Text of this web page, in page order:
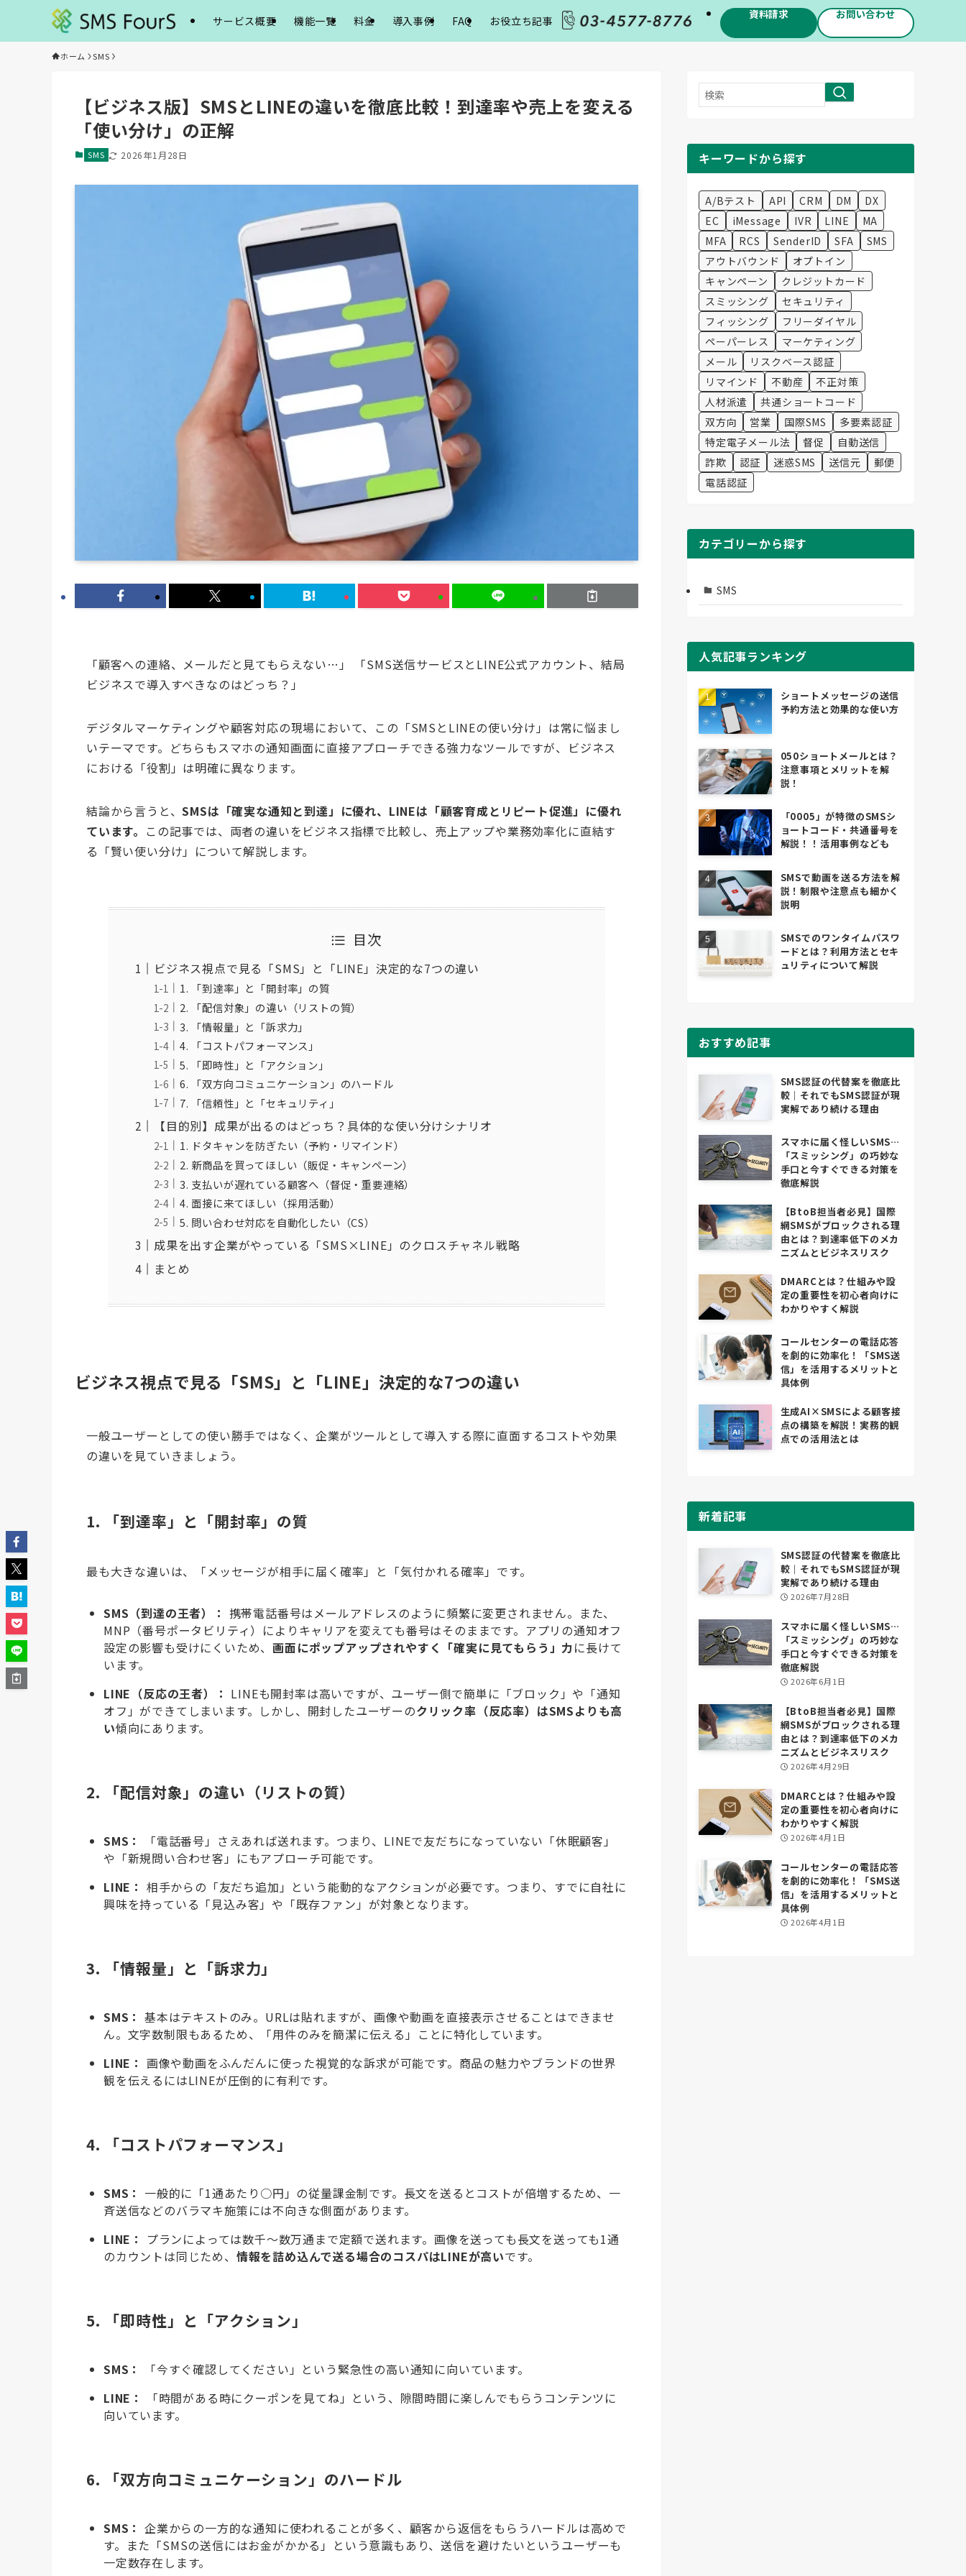
サービス概要 機能一覧 料金 導入事例 FAQ お役立ち記事
資料請求 お問い合わせ
ホーム SMS
【ビジネス版】SMSとLINEの違いを徹底比較！到達率や売上を変える
「使い分け」の正解
SMS 2026年1月28日
「顧客への連絡、メールだと見てもらえない…」 「SMS送信サービスとLINE公式アカウント、結局
ビジネスで導入すべきなのはどっち？」
デジタルマーケティングや顧客対応の現場において、この「SMSとLINEの使い分け」は常に悩まし
いテーマです。どちらもスマホの通知画面に直接アプローチできる強力なツールですが、ビジネス
における「役割」は明確に異なります。
結論から言うと、SMSは「確実な通知と到達」に優れ、LINEは「顧客育成とリピート促進」に優れ
ています。 この記事では、両者の違いをビジネス指標で比較し、売上アップや業務効率化に直結す
る「賢い使い分け」について解説します。
目次
ビジネス視点で見る「SMS」と「LINE」決定的な7つの違い
1. 「到達率」と「開封率」の質
2. 「配信対象」の違い（リストの質）
3. 「情報量」と「訴求力」
4. 「コストパフォーマンス」
5. 「即時性」と「アクション」
6. 「双方向コミュニケーション」のハードル
7. 「信頼性」と「セキュリティ」
【目的別】成果が出るのはどっち？具体的な使い分けシナリオ
1. ドタキャンを防ぎたい（予約・リマインド）
2. 新商品を買ってほしい（販促・キャンペーン）
3. 支払いが遅れている顧客へ（督促・重要連絡）
4. 面接に来てほしい（採用活動）
5. 問い合わせ対応を自動化したい（CS）
成果を出す企業がやっている「SMS×LINE」のクロスチャネル戦略
まとめ
ビジネス視点で見る「SMS」と「LINE」決定的な7つの違い
一般ユーザーとしての使い勝手ではなく、企業がツールとして導入する際に直面するコストや効果
の違いを見ていきましょう。
1. 「到達率」と「開封率」の質
最も大きな違いは、「メッセージが相手に届く確率」と「気付かれる確率」です。
SMS（到達の王者）： 携帯電話番号はメールアドレスのように頻繁に変更されません。また、
MNP（番号ポータビリティ）によりキャリアを変えても番号はそのままです。アプリの通知オフ
設定の影響も受けにくいため、画面にポップアップされやすく「確実に見てもらう」力に長けて
います。
LINE（反応の王者）： LINEも開封率は高いですが、ユーザー側で簡単に「ブロック」や「通知
オフ」ができてしまいます。しかし、開封したユーザーのクリック率（反応率）はSMSよりも高
い傾向にあります。
2. 「配信対象」の違い（リストの質）
SMS：
「電話番号」さえあれば送れます。つまり、LINEで友だちになっていない「休眠顧客」
や「新規問い合わせ客」にもアプローチ可能です。
LINE： 相手からの「友だち追加」という能動的なアクションが必要です。つまり、すでに自社に
興味を持っている「見込み客」や「既存ファン」が対象となります。
3. 「情報量」と「訴求力」
SMS： 基本はテキストのみ。URLは貼れますが、画像や動画を直接表示させることはできませ
ん。文字数制限もあるため、「用件のみを簡潔に伝える」ことに特化しています。
LINE： 画像や動画をふんだんに使った視覚的な訴求が可能です。商品の魅力やブランドの世界
観を伝えるにはLINEが圧倒的に有利です。
4. 「コストパフォーマンス」
SMS： 一般的に「1通あたり○円」の従量課金制です。長文を送るとコストが倍増するため、一
斉送信などのバラマキ施策には不向きな側面があります。
LINE：
プランによっては数千〜数万通まで定額で送れます。画像を送っても長文を送っても1通
のカウントは同じため、 情報を詰め込んで送る場合のコスパはLINEが高いです。
5. 「即時性」と「アクション」
SMS：
「今すぐ確認してください」という緊急性の高い通知に向いています。
LINE：
「時間がある時にクーポンを見てね」という、隙間時間に楽しんでもらうコンテンツに
向いています。
6. 「双方向コミュニケーション」のハードル
SMS： 企業からの一方的な通知に使われることが多く、顧客から返信をもらうハードルは高めで
す。また「SMSの送信にはお金がかかる」という意識もあり、送信を避けたいというユーザーも
一定数存在します。
検
索
キーワードから探す
A/Bテスト API CRM DM
DX
EC
iMessage IVR LINE
MA
MFA
RCS SenderID SFA
SMS
アウトバウンド
オプトイン
キャンペーン
クレジットカード
スミッシング
セキュリティ
フィッシング
フリーダイヤル
ペーパーレス
マーケティング
メール
リスクベース認証
リマインド
不動産
不正対策
人材派遣
共通ショートコード
双方向
営業 国際SMS
多要素認証
特定電子メール法
督促
自動送信
詐欺
認証 迷惑SMS 送信元
郵便
電話認証
カテゴリーから探す
SMS
人気記事ランキング
ショートメッセージの送信
予約方法と効果的な使い方
050ショートメールとは？
注意事項とメリットを解
説！
「0005」が特徴のSMSシ
ョートコード・共通番号を
解説！！活用事例なども
SMSで動画を送る方法を解
説！制限や注意点も細かく
説明
SMSでのワンタイムパスワ
ードとは？利用方法とセキ
ュリティについて解説
おすすめ記事
SMS認証の代替案を徹底比
較｜それでもSMS認証が現
実解であり続ける理由
スマホに届く怪しいSMS…
「スミッシング」の巧妙な
手口と今すぐできる対策を
徹底解説
【BtoB担当者必見】国際
網SMSがブロックされる理
由とは？到達率低下のメカ
ニズムとビジネスリスク
DMARCとは？仕組みや設
定の重要性を初心者向けに
わかりやすく解説
コールセンターの電話応答
を劇的に効率化！「SMS送
信」を活用するメリットと
具体例
生成AI×SMSによる顧客接
点の構築を解説！実務的観
点での活用法とは
新着記事
SMS認証の代替案を徹底比
較｜それでもSMS認証が現
実解であり続ける理由
2026年7月28日
スマホに届く怪しいSMS…
「スミッシング」の巧妙な
手口と今すぐできる対策を
徹底解説
2026年6月1日
【BtoB担当者必見】国際
網SMSがブロックされる理
由とは？到達率低下のメカ
ニズムとビジネスリスク
2026年4月29日
DMARCとは？仕組みや設
定の重要性を初心者向けに
わかりやすく解説
2026年4月1日
コールセンターの電話応答
を劇的に効率化！「SMS送
信」を活用するメリットと
具体例
2026年4月1日